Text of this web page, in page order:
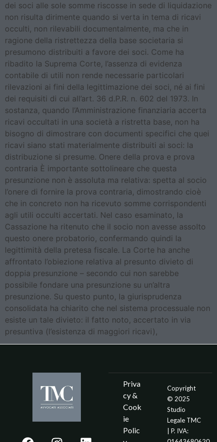
dei soci alle sole somme riscosse in sede di liquidazione
non risulta dirimente quando si verta in tema di ricavi
occulti, non rilevabili documentalmente, ma che in
ragione della ristrettezza della base societaria si
presumono distribuiti a favore dei soci. Come ha
ribadito la Suprema Corte, l’assenza di evidenza
contabile di utili non rende necessarie particolari
rilevazioni ai fini della legittimazione dei soci, né ai fini
dei requisiti di cui all’art. 36 d.P.R. n. 602 del 1973. In
sostanza, quando l’Amministrazione finanziaria accerta
ricavi occultati in una società a ristretta base, non ha
bisogno di dimostrare con documenti specifici che quei
ricavi siano stati materialmente distribuiti ai soci: la
distribuzione si presume. Onere della prova e prova
contraria È importante sottolineare che questa
presunzione non è assoluta ma relativa: spetta al socio
l’onere di fornire la prova contraria, dimostrando cioè
che in concreto non ha ricevuto somme corrispondenti
agli utili occulti accertati. Nel caso esaminato, la
Cassazione ha ritenuto che il socio non avesse assolto
questo onere probatorio, confermando quindi la
legittimità della pretesa fiscale. La Corte ha anche
affrontato l’obiezione relativa al presunto divieto di
doppia presunzione – secondo cui non sarebbe
possibile fondare una presunzione su un’altra
presunzione. Su questo punto, la giurisprudenza
consolidata ha chiarito che nel sistema processuale non
esiste un tale divieto: il fatto noto, accertato in via
presuntiva (l’esistenza di maggiori ricavi),
Priva
cy &
Cook
ie
Polic
Copyright
© 2025
Studio
Legale TMC
| P. IVA: